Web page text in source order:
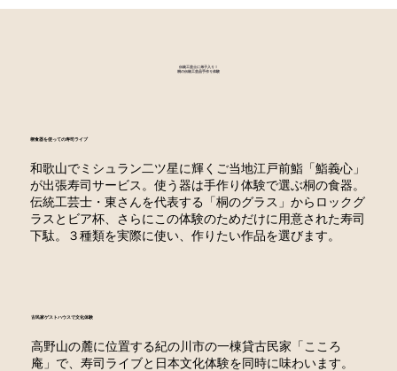
伝統工芸士に弟子入り！
桐の伝統工芸品手作り体験
桐食器を使っての寿司ライブ
和歌山でミシュラン二ツ星に輝くご当地江戸前鮨「鮨義心」
が出張寿司サービス。使う器は手作り体験で選ぶ桐の食器。
伝統工芸士・東さんを代表する「桐のグラス」からロックグ
ラスとビア杯、さらにこの体験のためだけに用意された寿司
下駄。３種類を実際に使い、作りたい作品を選びます。
古民家ゲストハウスで文化体験
高野山の麓に位置する紀の川市の一棟貸古民家「こころ
庵」で、寿司ライブと日本文化体験を同時に味わいます。